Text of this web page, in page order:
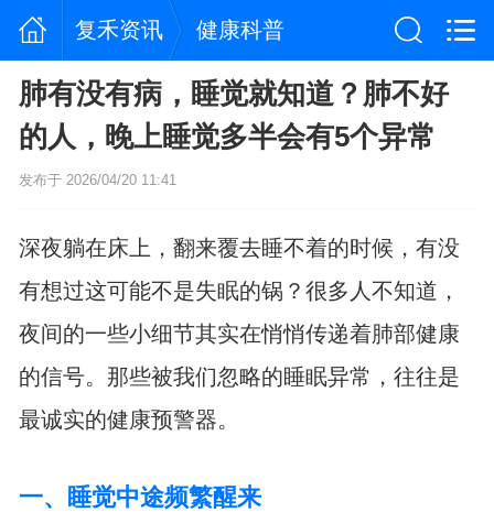
复禾资讯 健康科普
肺有没有病，睡觉就知道？肺不好
的人，晚上睡觉多半会有5个异常
发布于 2026/04/20 11:41
深夜躺在床上，翻来覆去睡不着的时候，有没
有想过这可能不是失眠的锅？很多人不知道，
夜间的一些小细节其实在悄悄传递着肺部健康
的信号。那些被我们忽略的睡眠异常，往往是
最诚实的健康预警器。
一、睡觉中途频繁醒来